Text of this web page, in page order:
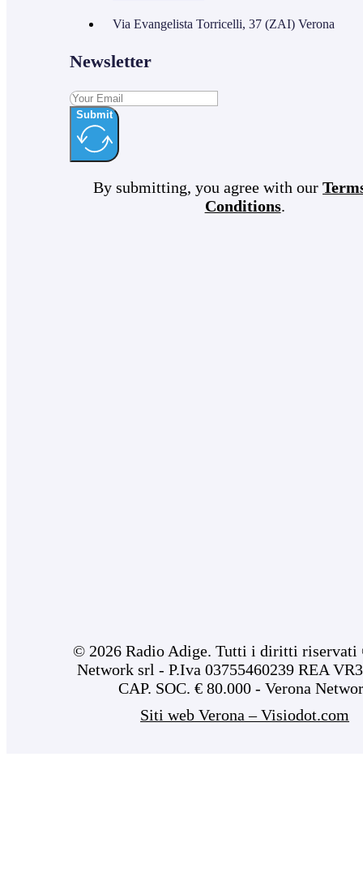
Via Evangelista Torricelli, 37 (ZAI) Verona
Newsletter
Submit
By submitting, you agree with our
Conditions.
© 2026 Radio Adige. Tutti i diritti riservati
Network srl - P.Iva 03755460239 REA
CAP. SOC. € 80.000 - Verona
Siti web Verona – Visiodot.com